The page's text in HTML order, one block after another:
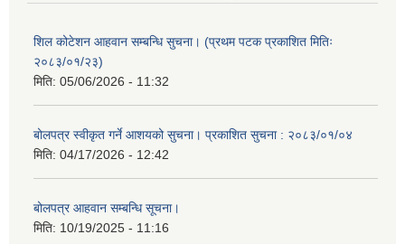
शिल कोटेशन आहवान सम्बन्धि सुचना। (प्रथम पटक प्रकाशित मितिः
२०८३/०१/२३)
मिति: 05/06/2026 - 11:32
बोलपत्र स्वीकृत गर्ने आशयको सुचना। प्रकाशित सुचना : २०८३/०१/०४
मिति: 04/17/2026 - 12:42
बोलपत्र आहवान सम्बन्धि सूचना।
मिति: 10/19/2025 - 11:16